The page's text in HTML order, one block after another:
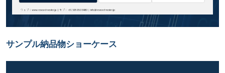
サンプル納品物ショーケース